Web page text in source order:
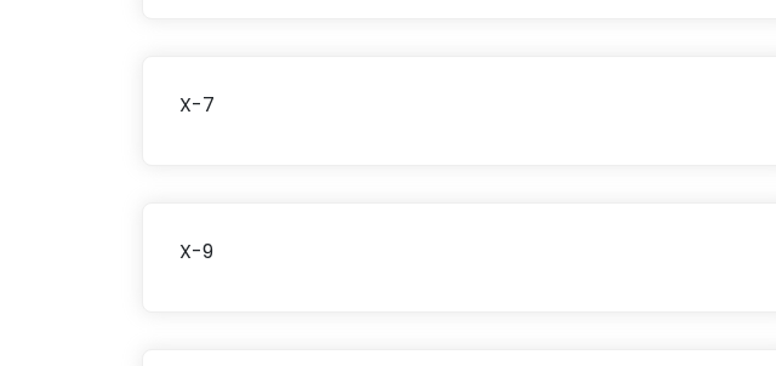
X-7
X-9